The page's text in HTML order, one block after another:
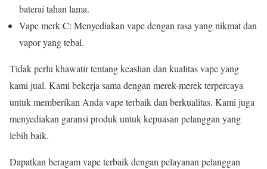
baterai tahan lama.
Vape merk C: Menyediakan vape dengan rasa yang nikmat dan
vapor yang tebal.
Tidak perlu khawatir tentang keaslian dan kualitas vape yang
kami jual. Kami bekerja sama dengan merek-merek terpercaya
untuk memberikan Anda vape terbaik dan berkualitas. Kami juga
menyediakan garansi produk untuk kepuasan pelanggan yang
lebih baik.
Dapatkan beragam vape terbaik dengan pelayanan pelanggan